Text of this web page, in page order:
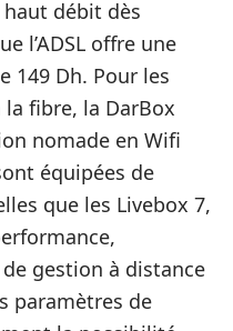
débit dès
l’ADSL offre une
149 Dh. Pour les
la fibre, la DarBox
nomade en Wifi
équipées de
que les Livebox 7,
gestion à distance
paramètres de